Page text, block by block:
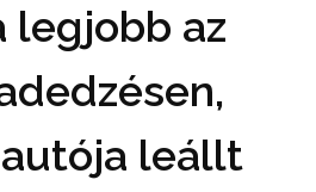
legjobb az
leállt